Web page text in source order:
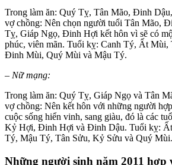
Trong làm ăn: Quý Tỵ, Tân Mão, Đinh
vợ chồng: Nên chọn người tuổi Tân Mão,
Tỵ, Giáp Ngọ, Đinh Hợi kết hôn vì sẽ có
phúc, viên mãn. Tuổi kỵ: Canh Tý, Ất Mùi,
Đinh Mùi, Quý Mùi và Mậu Tý.
– Nữ mạng:
Trong làm ăn: Quý Tỵ, Giáp Ngọ và Tân
vợ chồng: Nên kết hôn với những người
cuộc sống hiển vinh, sang giàu, đó là các
Kỷ Hợi, Đinh Hợi và Đinh Dậu. Tuổi kỵ:
Tý, Mậu Tý, Tân Sửu, Kỷ Sửu và Quý Mùi.
Những người sinh năm 2011 hợp